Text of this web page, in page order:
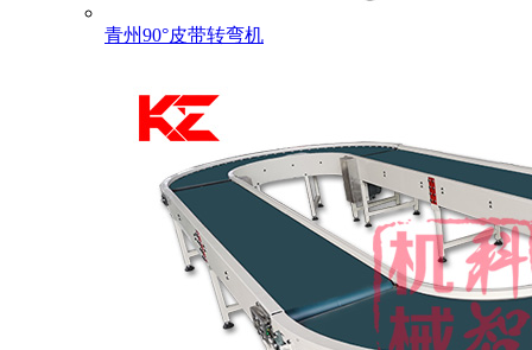
青州90°皮带转弯机